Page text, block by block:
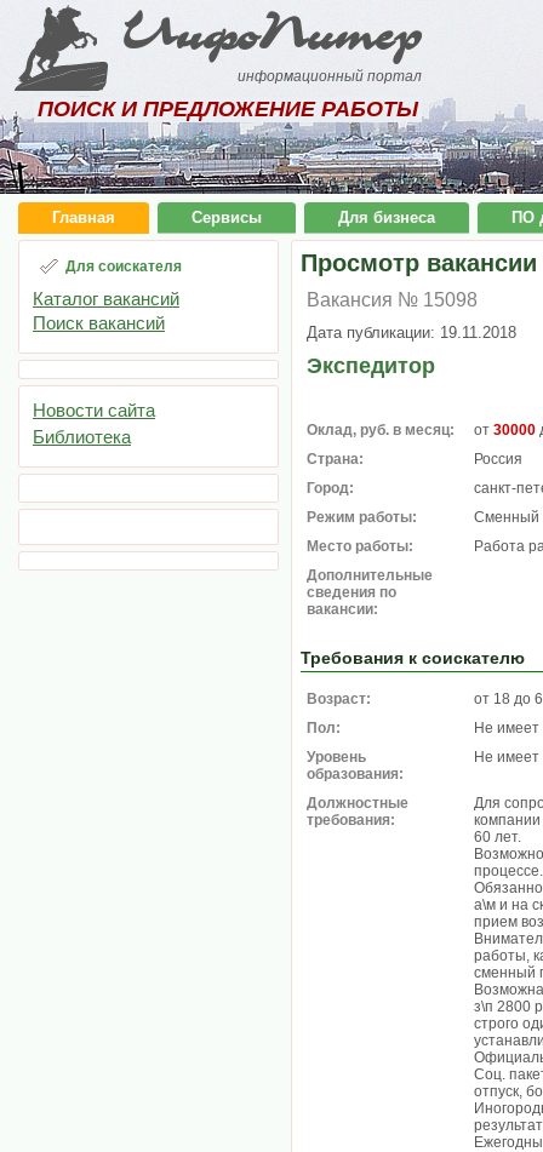
ИнфоПитер
информационный портал
ПОИСК И ПРЕДЛОЖЕНИЕ РАБОТЫ
Главная Сервисы Для бизнеса ПО
Для соискателя
Каталог вакансий
Поиск вакансий
Новости сайта
Библиотека
Просмотр вакансии
Вакансия № 15098
Дата публикации: 19.11.2018
Экспедитор
Оклад, руб. в месяц: от 30000
Страна:
Россия
Город:
санкт-
Режим работы:
Сменный
Место работы:
Работа
Дополнительные
сведения по
вакансии:
Требования к соискателю
Возраст:
от 18 до
Пол:
Не имеет
Уровень
образования:
Не имеет
Должностные
требования:
Для
компании
60 лет.
процессе.
а\м и на
прием
работы,
сменный
з\п 2800
строго
Соц.
отпуск,